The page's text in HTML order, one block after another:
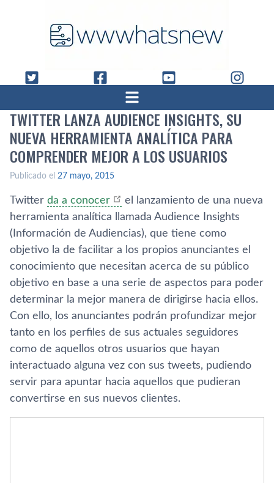
TWITTER LANZA AUDIENCE INSIGHTS, SU
NUEVA HERRAMIENTA ANALÍ­TICA PARA
COMPRENDER MEJOR A LOS USUARIOS
Publicado el 27 mayo, 2015
Twitter da a conocer
el lanzamiento de una nueva
herramienta analí­tica llamada Audience Insights
(Información de Audiencias), que tiene como
objetivo la de facilitar a los propios anunciantes el
conocimiento que necesitan acerca de su público
objetivo en base a una serie de aspectos para poder
determinar la mejor manera de dirigirse hacia ellos.
Con ello, los anunciantes podrán profundizar mejor
tanto en los perfiles de sus actuales seguidores
como de aquellos otros usuarios que hayan
interactuado alguna vez con sus tweets, pudiendo
servir para apuntar hacia aquellos que pudieran
convertirse en sus nuevos clientes.